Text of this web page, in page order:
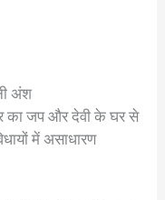
अंश
का जप और देवी के घर से
में असाधारण